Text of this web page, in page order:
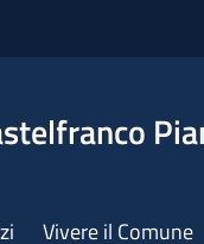
Vivere il Comune